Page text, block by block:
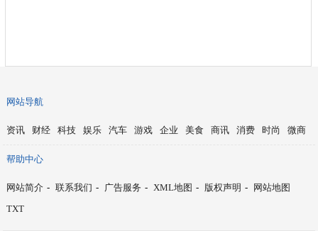
网站导航
资讯 财经 科技 娱乐 汽车 游戏 企业 美食 商讯 消费 时尚 微商
帮助中心
网站简介 - 联系我们 - 广告服务 - XML地图 - 版权声明 -
网站地图
TXT